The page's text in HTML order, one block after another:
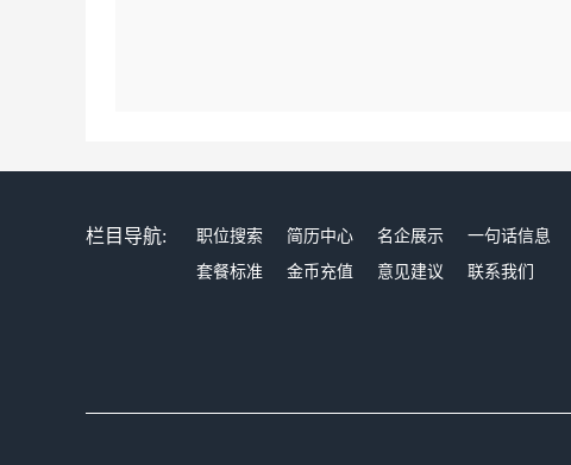
栏目导航: 职位搜索 简历中心 名企展示 一句话信息
套餐标准
金币充值 意见建议 联系我们